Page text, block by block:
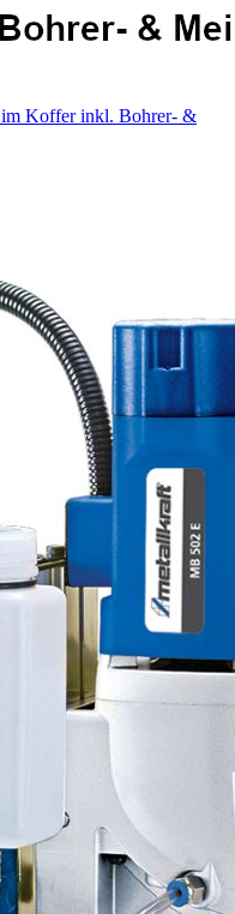
Koffer inkl. Bohrer- &